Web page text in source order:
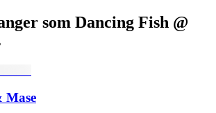
som Dancing Fish @
Mase